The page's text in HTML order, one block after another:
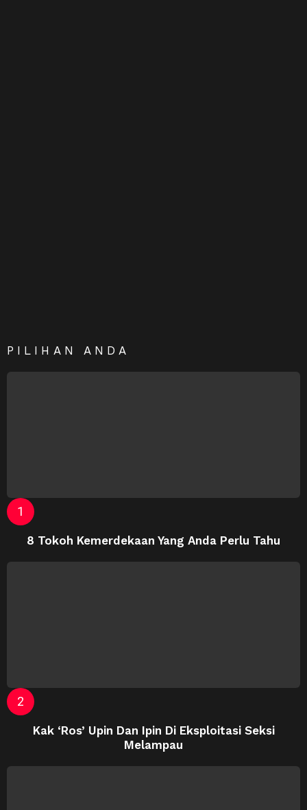
PILIHAN ANDA
8 Tokoh Kemerdekaan Yang Anda Perlu Tahu
Kak ‘Ros’ Upin Dan Ipin Di Eksploitasi Seksi
Melampau